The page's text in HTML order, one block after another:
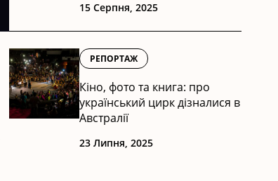
15 Серпня, 2025
РЕПОРТАЖ
Кіно, фото та книга: про
український цирк дізналися в
Австралії
23 Липня, 2025